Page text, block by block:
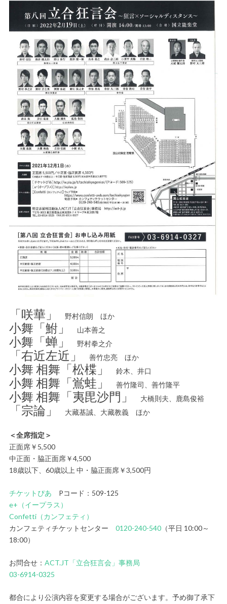
「咲華」 野村信朗 ほか
小舞「鮒」 山本善之
小舞「蝉」 野村拳之介
「右近左近」 善竹忠亮 ほか
小舞 相舞「松楪」 鈴木、井口
小舞 相舞「鴬蛙」 善竹隆司、善竹隆平
小舞 相舞「夷毘沙門」 大橋則夫、鹿島俊裕
「宗論」 大藏基誠、大藏教義 ほか
＜全席指定＞
正面席￥5,500
中正面・脇正面席￥4,500
18歳以下、60歳以上 中・脇正面席￥3,500円
チケットぴあ Pコード：509-125
e+（イープラス）
Confetti（カンフェティ）
カンフェティチケットセンター 0120-240-540（平日 10:00～
18:00）
お問合せ： ACT.JT「立合狂言会」事務局
03-6914-0325
都合により公演内容を変更する場合がございます。予め御了承下